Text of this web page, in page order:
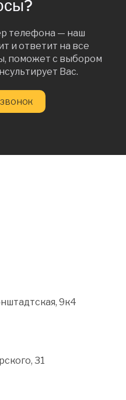
телефона — наш
и ответит на все
поможет с выбором
Вас.
9к4
31